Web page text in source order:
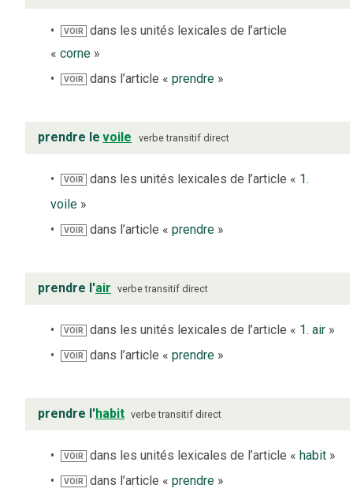
VOIR
dans les unités lexicales de l’article
« corne »
VOIR dans l’article «prendre »
prendre le voile verbe transitif direct
VOIR dans les unités lexicales de l’article « 1.
voile »
VOIR dans l’article «prendre »
prendre l'air verbe transitif direct
VOIR dans les unités lexicales de l’article « 1. air »
VOIR dans l’article «prendre »
prendre l'habit verbe transitif direct
VOIR dans les unités lexicales de l’article «habit »
VOIR dans l’article «prendre »